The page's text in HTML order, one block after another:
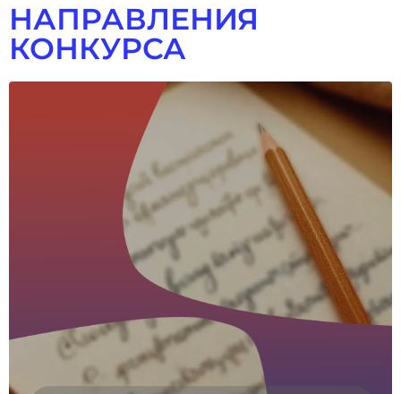
НАПРАВЛЕНИЯ
КОНКУРСА